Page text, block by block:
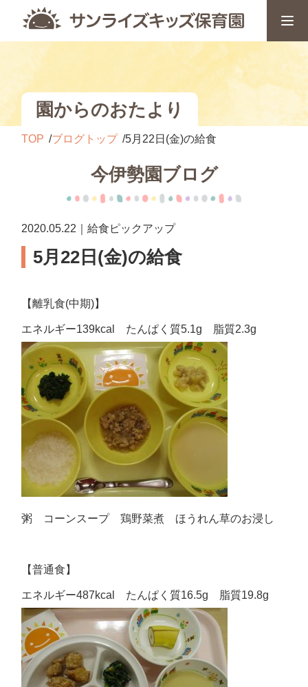
園からのおたより
TOP ブログトップ 5月22日(金)の給食
今伊勢園ブログ
2020.05.22｜給食ピックアップ
5月22日(金)の給食
【離乳食(中期)】
エネルギー139kcal たんぱく質5.1g 脂質2.3g
粥 コーンスープ 鶏野菜煮 ほうれん草のお浸し
【普通食】
エネルギー487kcal たんぱく質16.5g 脂質19.8g